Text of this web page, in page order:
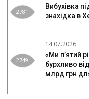
2781
Вибухівка
знахідка в
2749
14.07.2026
«Ми п’ятий
бурхливо
млрд грн